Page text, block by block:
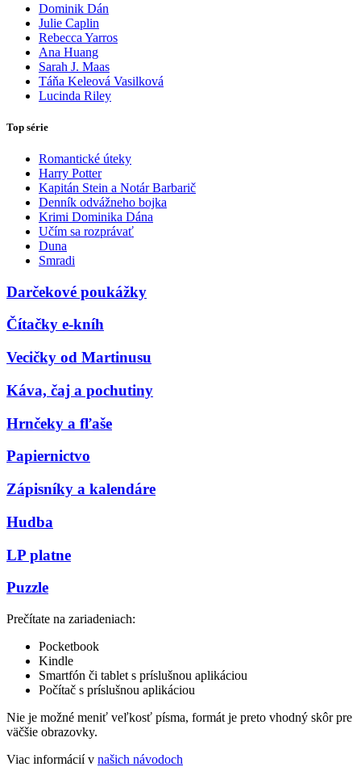
Dominik Dán
Julie Caplin
Rebecca Yarros
Ana Huang
Sarah J. Maas
Táňa Keleová Vasilková
Lucinda Riley
Top série
Romantické úteky
Harry Potter
Kapitán Stein a Notár Barbarič
Denník odvážneho bojka
Krimi Dominika Dána
Učím sa rozprávať
Duna
Smradi
Darčekové poukážky
Čítačky e-kníh
Vecičky od Martinusu
Káva, čaj a pochutiny
Hrnčeky a fľaše
Papiernictvo
Zápisníky a kalendáre
Hudba
LP platne
Puzzle
Prečítate na zariadeniach:
Pocketbook
Kindle
Smartfón či tablet s príslušnou aplikáciou
Počítač s príslušnou aplikáciou
Nie je možné meniť veľkosť písma, formát je preto vhodný skôr pre
väčšie obrazovky.
Viac informácií v našich návodoch